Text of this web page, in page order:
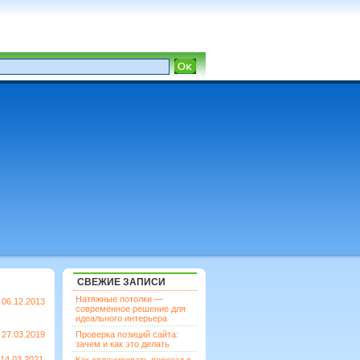
06.12.2013
27.03.2019
СВЕЖИЕ ЗАПИСИ
Натяжные потолки —
современное решение для
идеального интерьера
Проверка позиций сайта:
зачем и как это делать